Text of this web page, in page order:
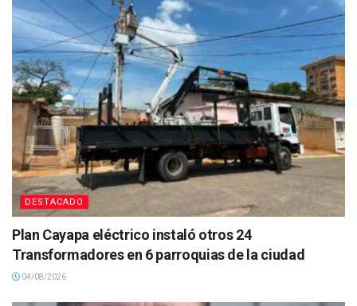
DESTACADO
Plan Cayapa eléctrico instaló otros 24
Transformadores en 6 parroquias de la ciudad
04/08/2026